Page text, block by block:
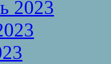
2023